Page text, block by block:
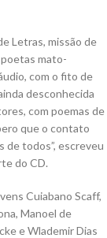
Letras, missão de
mato-
com o fito de
desconhecida
com poemas de
que o contato
de todos”, escreveu
do CD.
Cuiabano Scaff,
Manoel de
e Wlademir Dias